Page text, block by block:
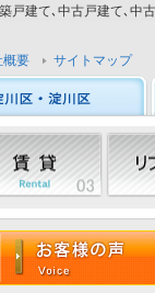
建て､中古戸建て､中
概要 サイトマップ